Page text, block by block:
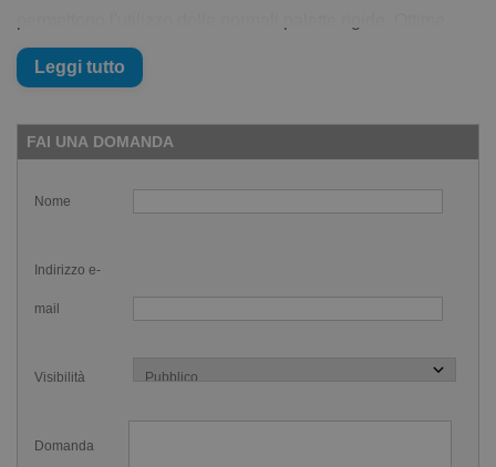
anche per le attività di fitness in acqua.
Le Palette Morbide nuoto Mad Wave sono in morbido
neoprene con cuciture resistenti e uno strap in velcro che
rende regolabile la parte del polso. Per prolungare la vita
delle palette in neoprene ricorda di sciacquarle sotto acqua
corrente dopo ogni utilizzo (Non metterle ad asciugare sui
del sole).
In morbido neoprene
Colore. fucsia
Leggi tutto
FAI UNA DOMANDA
Nome
Indirizzo e-
mail
Visibilità
Domanda